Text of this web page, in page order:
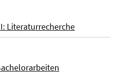
Literaturrecherche